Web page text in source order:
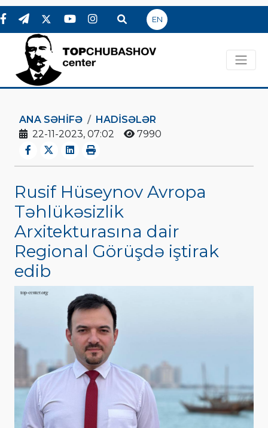
EN
ANA SƏHIFƏ
HADİSƏLƏR
22-11-2023, 07:02
7990
Rusif Hüseynov Avropa
Təhlükəsizlik
Arxitekturasına dair
Regional Görüşdə iştirak
edib